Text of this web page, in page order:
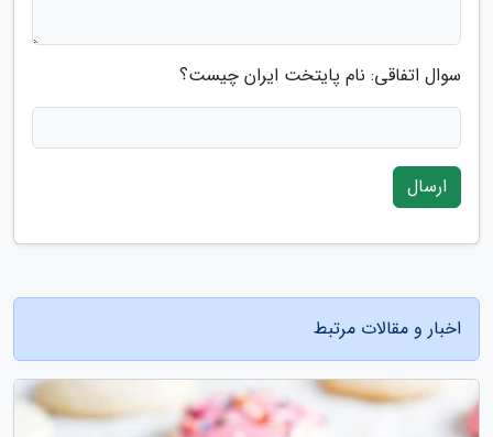
سوال اتفاقی: نام پایتخت ایران چیست؟
ارسال
اخبار و مقالات مرتبط